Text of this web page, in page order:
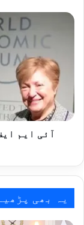
عزم
آئی
پاکستان
معاشی
بہتری
کی
کوششوںآئی ایم
یہ بھی